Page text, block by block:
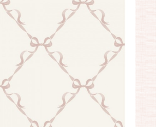
0.53 .
Виниловое
Флизелин